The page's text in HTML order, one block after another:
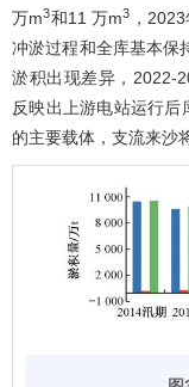
万m3和11 万m3 ，
冲淤过程和全库基本保
淤积出现差异，2022-
反映出上游电站运行后
的主要载体，支流来沙